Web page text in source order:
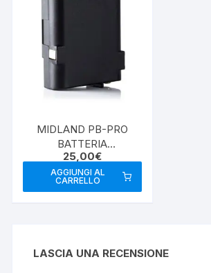
MIDLAND PB-PRO
BATTERIA
RICARICABILE AL LITIO
25,00€
AGGIUNGI AL
CARRELLO
LASCIA UNA RECENSIONE